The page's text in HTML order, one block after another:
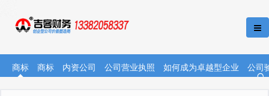
商标 商标 内资公司 公司营业执照 如何成为卓越型企业 公司